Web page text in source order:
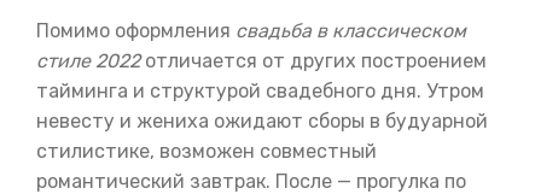
Помимо оформления свадьба в классическом
стиле 2022отличается от других построением
тайминга и структурой свадебного дня. Утром
невесту и жениха ожидают сборы в будуарной
стилистике, возможен совместный
романтический завтрак. После — прогулка по